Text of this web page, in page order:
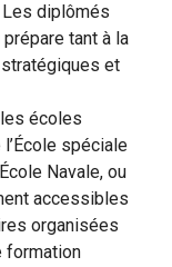
diplômés
tant à la
et
écoles
spéciale
Navale, ou
accessibles
organisées
formation